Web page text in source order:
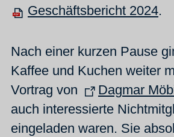
Geschäftsbericht 2024.
Nach einer kurzen Pause
Kaffee und Kuchen weiter
Vortrag von
Dagmar
auch interessierte
eingeladen waren. Sie